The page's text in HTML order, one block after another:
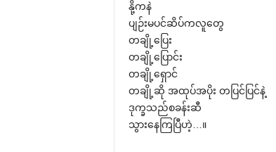
နို့ကနဲ
ပျဉ်းမပင်ဆိပ်ကလူ‌တွေ
တချို့‌ပြေး
တချို့‌ပြောင်း
တချို့‌ရှောင်
တချို့ဆို အထုပ်အပိုး တပြင်ပြင်နဲ့
ဒုက္ခသည်စခန်းဆီ
သွား‌နေကြပြီဟဲ့…။